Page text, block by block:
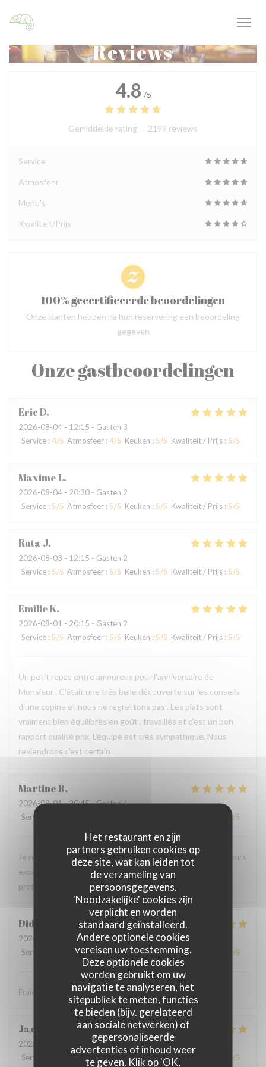
Het restaurant en zijn
partners gebruiken cookies op
deze site, wat kan leiden tot
de verzameling van
persoonsgegevens.
'Noodzakelijke' cookies zijn
verplicht en worden
standaard geïnstalleerd.
Andere optionele cookies
vereisen uw toestemming.
Deze optionele cookies
worden gebruikt om uw
navigatie te analyseren, het
sitepubliek te meten, functies
te bieden (bijv. gerelateerd
aan sociale netwerken) of
gepersonaliseerde
advertenties of inhoud weer
te geven. Klik op 'OK,
Reviews
Onze gastbeoordelingen
EricD
2026-08-04 - 12:15 - Gasten 3
Service : 4/5 Atmosfeer : 4/5 Keuken : 5/5 Kwaliteit / Prijs : 5/5
MaximeL
2026-08-04 - 20:30 - Gasten 2
Service : 5/5 Atmosfeer : 5/5 Keuken : 5/5 Kwaliteit / Prijs : 5/5
Ruta J
2026-08-03 - 12:15 - Gasten 2
Service : 5/5 Atmosfeer : 5/5 Keuken : 5/5 Kwaliteit / Prijs : 5/5
EmilieK
2026-08-01 - 20:15 - Gasten 2
Service : 5/5 Atmosfeer : 5/5 Keuken : 5/5 Kwaliteit / Prijs : 5/5
Un petit repas entre amoureux pour l'anniversaire de
Monsieur . C'était une très belle découverte sur les conseils
d'une copine et nous ne regrettons pas . Les plats sont
vraiment bien équilibrés en goût , travaillés et c'est un bon
rapport qualité prix. L'équipe est très sympathique. Nous
reviendrons c'est certain .
MartineB
2026-08-01- 20:45 - Gasten 4
Service
5/5
Je recommande ce restaurant, la qualité des plats, les saveurs
exceptionnelles sans compter la gentillesse et
professionnalisme du personnel.
Didier
2026-08-01
- 12:30 - Gasten 4
Service
Atmosfeer:5 /5 Keuken: 5/5 Kwaliteit / Prijs /5
Fraîcheur des produits
Jacques
2026-07-31
- 20:30 - Gasten 2
Service
Atmosfeer Keuken /5 Kwaliteit / Prijs /5
4.8 /5
Gemiddelde rating — 2199 reviews
Service
Atmosfeer
Menu's
Kwaliteit/Prijs
100% gecertificeerde beoordelingen
Onze klanten hebben na hun reservering een beoordeling
gegeven